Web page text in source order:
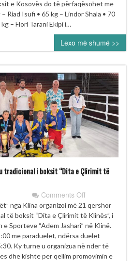
boksierë
në
Evropian
U19
në
Loznicë
e Kosovës do të përfaqësohet me
Riad Isufi • 65 kg – Lindor Shala • 70
– Flori Tarani Ekipi i…
Lexo më shumë >>
tradicional i boksit “Dita e Çlirimit të
Comments Offon
U
mbajt
me
sukses
turneu
tradicional
nga Klina organizoi më 21 qershor
të boksit “Dita e Çlirimit të Klinës”, i
Sporteve “Adem Jashari” në Klinë.
me paraduelet, ndërsa duelet
Ky turne u organizua në nder të
dhe kishte për qëllim promovimin e